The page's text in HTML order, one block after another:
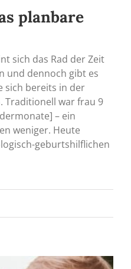
planbare
sich das Rad der Zeit
und dennoch gibt es
sich bereits in der
Traditionell war frau 9
– ein
weniger. Heute
geburtshilflichen